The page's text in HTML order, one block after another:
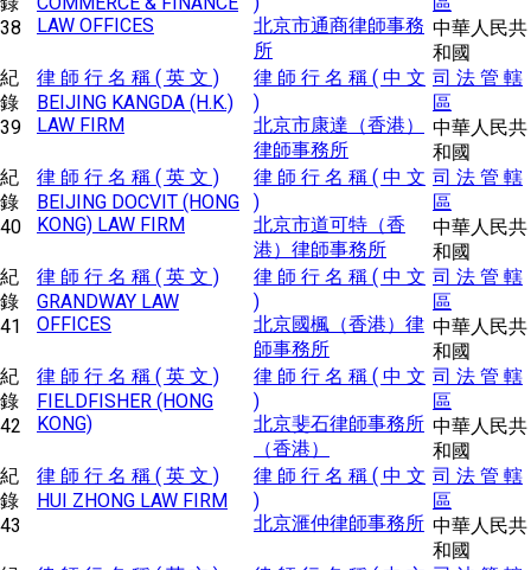
38
LAW OFFICES
北京市通商律師事務
所
中華人民共
和國
紀
錄
39
律 師 行 名 稱 ( 英 文 )
BEIJING KANGDA (H.K.)
LAW FIRM
律 師 行 名 稱 ( 中 文
)
北京市康達（香港）
律師事務所
司 法 管 轄
區
中華人民共
和國
紀
錄
40
律 師 行 名 稱 ( 英 文 )
BEIJING DOCVIT (HONG
KONG) LAW FIRM
律 師 行 名 稱 ( 中 文
)
北京市道可特（香
港）律師事務所
司 法 管 轄
區
中華人民共
和國
紀
錄
41
律 師 行 名 稱 ( 英 文 )
GRANDWAY LAW
OFFICES
律 師 行 名 稱 ( 中 文
)
北京國楓（香港）律
師事務所
司 法 管 轄
區
中華人民共
和國
紀
錄
42
律 師 行 名 稱 ( 英 文 )
FIELDFISHER (HONG
KONG)
律 師 行 名 稱 ( 中 文
)
北京斐石律師事務所
（香港）
司 法 管 轄
區
中華人民共
和國
紀
錄
43
律 師 行 名 稱 ( 英 文 )
HUI ZHONG LAW FIRM
律 師 行 名 稱 ( 中 文
)
北京滙仲律師事務所
司 法 管 轄
區
中華人民共
和國